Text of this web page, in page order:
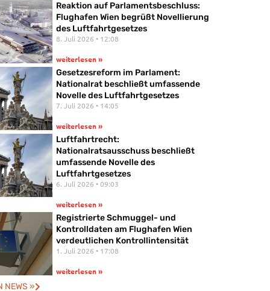
Reaktion auf Parlamentsbeschluss:
Flughafen Wien begrüßt Novellierung
des Luftfahrtgesetzes
8. Juli 2026 12:08
weiterlesen »
Gesetzesreform im Parlament:
Nationalrat beschließt umfassende
Novelle des Luftfahrtgesetzes
7. Juli 2026 14:05
weiterlesen »
Luftfahrtrecht:
Nationalratsausschuss beschließt
umfassende Novelle des
Luftfahrtgesetzes
6. Juli 2026 09:03
weiterlesen »
Registrierte Schmuggel- und
Kontrolldaten am Flughafen Wien
verdeutlichen Kontrollintensität
1. Juli 2026 17:08
weiterlesen »
NEWS »